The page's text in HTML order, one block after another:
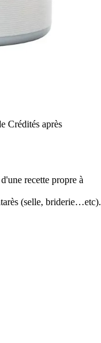
Crédités après
recette propre à
(selle, briderie…etc).